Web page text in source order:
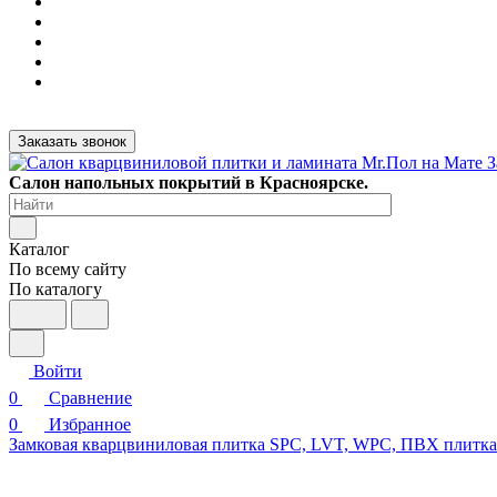
Заказать звонок
Салон напольных покрытий в Красноярске.
Каталог
По всему сайту
По каталогу
Войти
0
Сравнение
0
Избранное
Замковая кварцвиниловая плитка SPC, LVT, WPC, ПВХ